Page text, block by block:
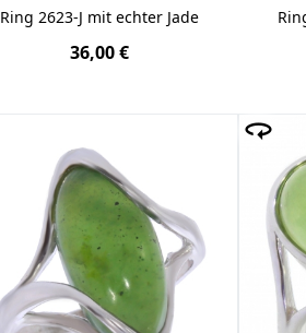
Ring 2623-J mit echter Jade
36,00 €